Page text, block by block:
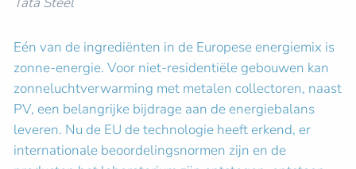
Eén van de ingrediënten in de Europese energiemix is
zonne-energie. Voor niet-residentiële gebouwen kan
zonneluchtverwarming met metalen collectoren, naast
PV, een belangrijke bijdrage aan de energiebalans
leveren. Nu de EU de technologie heeft erkend, er
internationale beoordelingsnormen zijn en de